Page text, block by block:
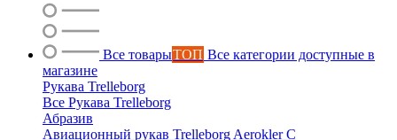
Все товарыТОП Все категории доступные в
магазине
Рукава Trelleborg
Все Рукава Trelleborg
Абразив
Авиационный рукав Trelleborg Aerokler C
Вероника
онлайн